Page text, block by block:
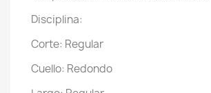
Disciplina:
Corte: Regular
Cuello: Redondo